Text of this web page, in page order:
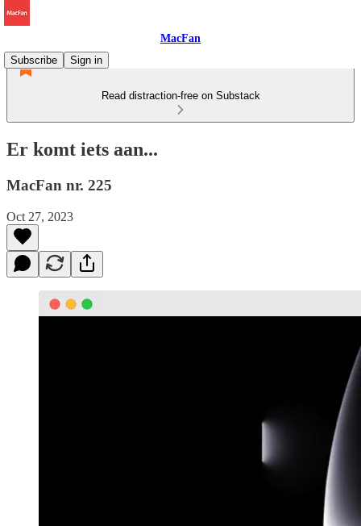
MacFan
Subscribe
Sign in
Read distraction-free on Substack
Er komt iets aan...
MacFan nr. 225
Oct 27, 2023